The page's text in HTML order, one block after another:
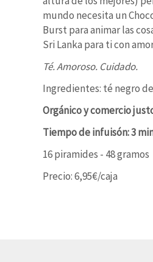
mundo necesita un
Burst para animar las
Sri Lanka para ti con
Té. Amoroso. Cuidado.
Ingredientes: té negro
Orgánico y comercio
Tiempo de infuisón: 3
16 piramides - 48 gramos
Precio: 6,95€/caja